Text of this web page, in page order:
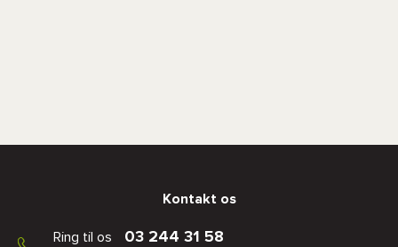
Kontakt os
Ring til os 03 244 31 58